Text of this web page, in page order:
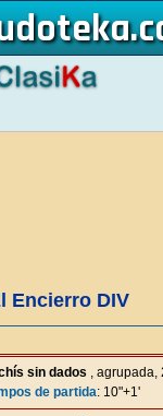
Encierro DIV
sin dados , agrupada,
de partida: 10"+1'